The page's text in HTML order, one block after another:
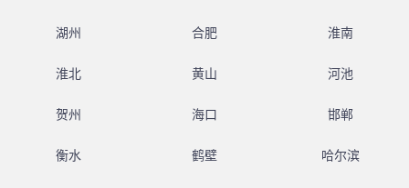
湖州 合肥 淮南
淮北 黄山 河池
贺州 海口 邯郸
衡水 鹤壁 哈尔滨